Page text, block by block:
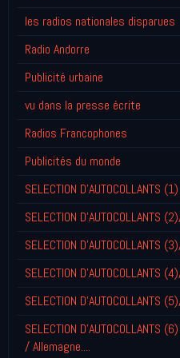
les radios nationales disparues
Radio Andorre
Publicité urbaine
vu dans la presse écrite
Radios Francophones
Publicités du monde
SELECTION D'AUTOCOLLANTS
SELECTION D'AUTOCOLLANTS
SELECTION D'AUTOCOLLANTS
SELECTION D'AUTOCOLLANTS
SELECTION D'AUTOCOLLANTS
SELECTION
/ Allemagne....